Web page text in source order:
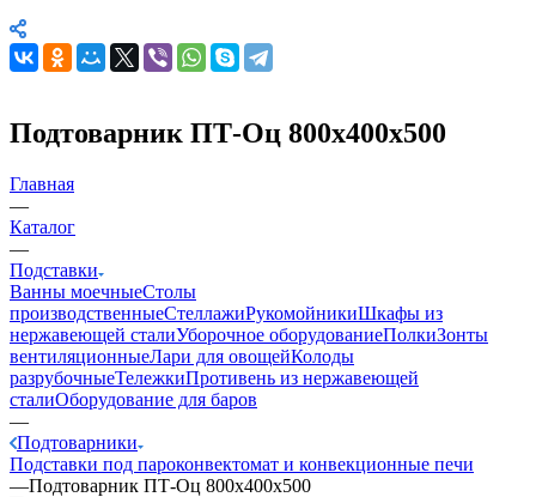
Подтоварник ПТ-Оц 800х400х500
Главная
—
Каталог
—
Подставки
Ванны моечныеСтолы
производственныеСтеллажиРукомойникиШкафы из
нержавеющей сталиУборочное оборудованиеПолкиЗонты
вентиляционныеЛари для овощейКолоды
разрубочныеТележкиПротивень из нержавеющей
сталиОборудование для баров
—
Подтоварники
Подставки под пароконвектомат и конвекционные печи
—Подтоварник ПТ-Оц 800х400х500